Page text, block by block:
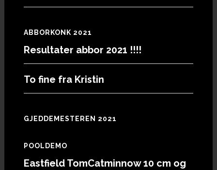
ABBORKONK 2021
Resultater abbor 2021 !!!!
To fine fra Kristin
GJEDDEMESTEREN 2021
POOLDEMO
Eastfield TomCatminnow 10 cm og